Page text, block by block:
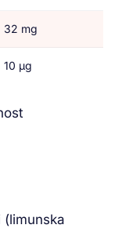
32 mg
10 µg
(limunska